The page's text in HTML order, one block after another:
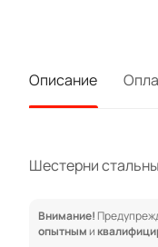
Описание
Шестерни
Внимание!
опытными